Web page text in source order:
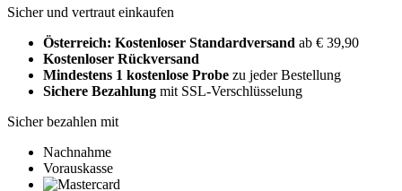
Sicher und vertraut einkaufen
Österreich: Kostenloser Standardversand ab € 39,90
Kostenloser Rückversand
Mindestens 1 kostenlose Probe zu jeder Bestellung
Sichere Bezahlung mit SSL-Verschlüsselung
Sicher bezahlen mit
Nachnahme
Vorauskasse